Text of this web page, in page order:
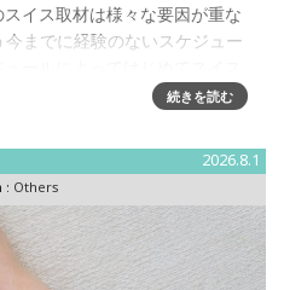
イス取材は様々な要因が重な
までに経験のないスケジュー
ちSchweizer Bundesfeiertag
続きを読む
2026.8.1
: Others